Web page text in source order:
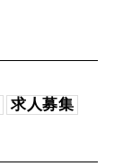
求人募集